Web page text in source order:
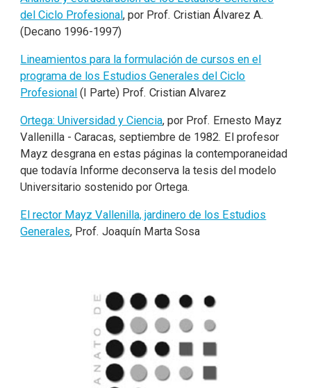
del Ciclo Profesional, por Prof. Cristian Álvarez A.
(Decano 1996-1997)
Lineamientos para la formulación de cursos en el
programa de los Estudios Generales del Ciclo
Profesional (I Parte) Prof. Cristian Alvarez
Ortega: Universidad y Ciencia, por Prof. Ernesto Mayz
Vallenilla - Caracas, septiembre de 1982. El profesor
Mayz desgrana en estas páginas la contemporaneidad
que todavía Informe deconserva la tesis del modelo
Universitario sostenido por Ortega.
El rector Mayz Vallenilla, jardinero de los Estudios
Generales, Prof. Joaquín Marta Sosa